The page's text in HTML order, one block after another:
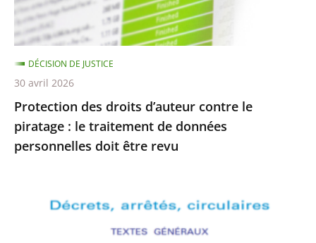
:
le
traitement
de
données
personnelles
doit
être
Protection des droits d’auteur contre le
piratage : le traitement de données
personnelles doit être revu
DÉCISION DE JUSTICE
30 avril 2026
Conseil